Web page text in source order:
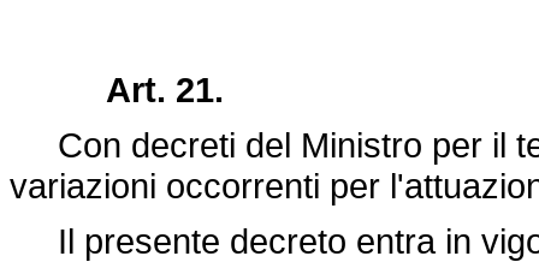
Art. 21.
Con decreti del Ministro per il
variazioni occorrenti per
Il presente decreto entra in